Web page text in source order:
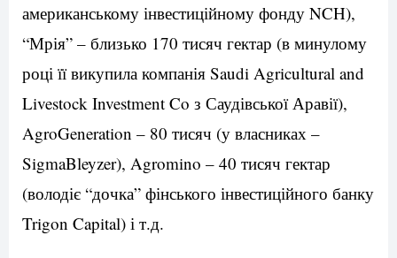
американському інвестиційному фонду NCH),
“Мрія” – близько 170 тисяч гектар (в минулому
році її викупила компанія Saudi Agricultural and
Livestock Investment Co з Саудівської Аравії),
AgroGeneration – 80 тисяч (у власниках –
SigmaBleyzer), Agromino – 40 тисяч гектар
(володіє “дочка” фінського інвестиційного банку
Trigon Capital) і т.д.